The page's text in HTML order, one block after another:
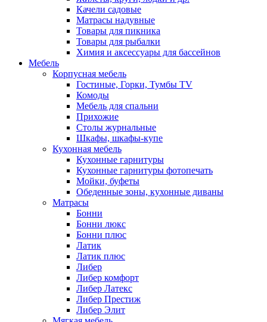
Качели садовые
Матрасы надувные
Товары для пикника
Товары для рыбалки
Химия и аксессуары для бассейнов
Мебель
Корпусная мебель
Гостиные, Горки, Тумбы TV
Комоды
Мебель для спальни
Прихожие
Столы журнальные
Шкафы, шкафы-купе
Кухонная мебель
Кухонные гарнитуры
Кухонные гарнитуры фотопечать
Мойки, буфеты
Обеденные зоны, кухонные диваны
Матрасы
Бонни
Бонни люкс
Бонни плюс
Латик
Латик плюс
Либер
Либер комфорт
Либер Латекс
Либер Престиж
Либер Элит